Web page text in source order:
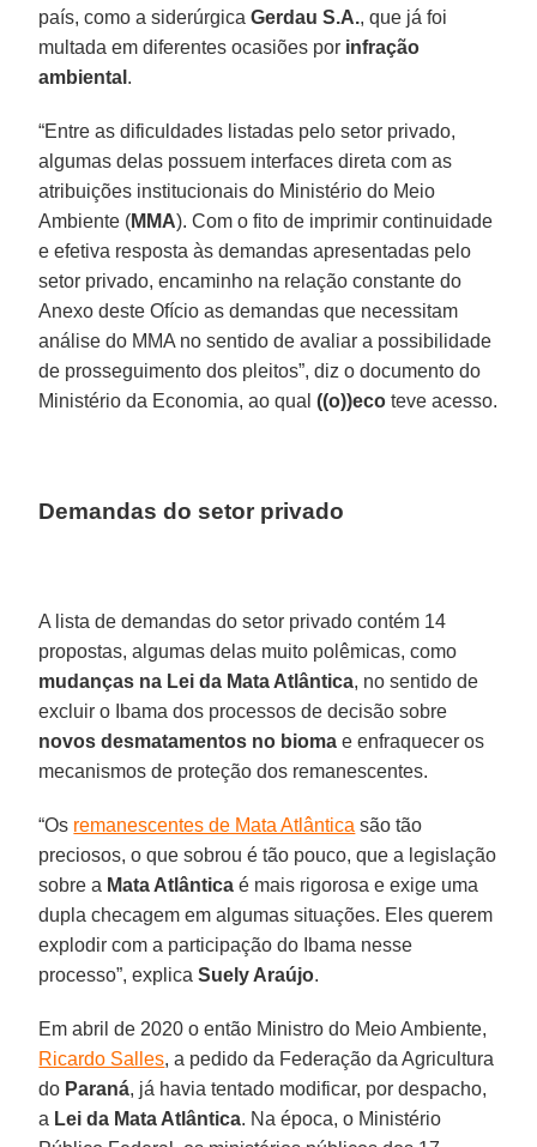
país, como a siderúrgicaGerdau S.A., que já foi
multada em diferentes ocasiões por infração
ambiental .
“Entre as dificuldades listadas pelo setor privado,
algumas delas possuem interfaces direta com as
atribuições institucionais do Ministério do Meio
Ambiente (MMA). Com o fito de imprimir continuidade
e efetiva resposta às demandas apresentadas pelo
setor privado, encaminho na relação constante do
Anexo deste Ofício as demandas que necessitam
análise do MMA no sentido de avaliar a possibilidade
de prosseguimento dos pleitos”, diz o documento do
Ministério da Economia, ao qual ((o))eco teve acesso.
Demandas do setor privado
A lista de demandas do setor privado contém 14
propostas, algumas delas muito polêmicas, como
mudanças na Lei da Mata Atlântica, no sentido de
excluir o Ibama dos processos de decisão sobre
novos desmatamentos no bioma e enfraquecer os
mecanismos de proteção dos remanescentes.
“Os remanescentes de Mata Atlântica são tão
preciosos, o que sobrou é tão pouco, que a legislação
sobre a Mata Atlântica é mais rigorosa e exige uma
dupla checagem em algumas situações. Eles querem
explodir com a participação do Ibama nesse
processo”, explicaSuely Araújo.
Em abril de 2020 o então Ministro do Meio Ambiente,
Ricardo Salles, a pedido da Federação da Agricultura
do Paraná, já havia tentado modificar, por despacho,
a Lei da Mata Atlântica. Na época, o Ministério